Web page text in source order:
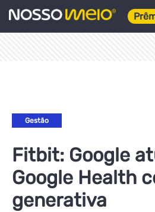
Gestão
Fitbit: Google
Google Health
generativa